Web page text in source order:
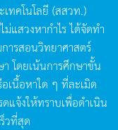
ทคโนโลยี (สสวท.)
แสวงหากำไรได้จัดทำ
การสอนวิทยาศาสตร์
โดยเน้นการศึกษาขั้น
เนื้อหาใด ๆ ที่ละเมิด
ดแจ้งให้ทราบเพื่อดำเนิน
วที่สุด